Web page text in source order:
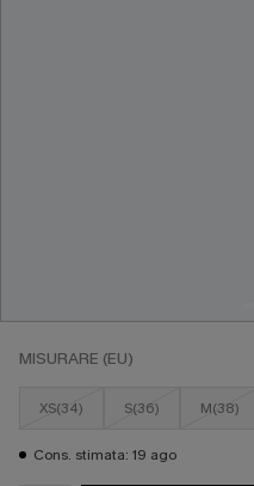
MISURARE (EU)
XS(34) S(36) M(38)
Cons. stimata: 19 ago